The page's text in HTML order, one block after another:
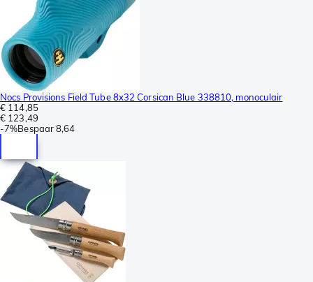
Nocs Provisions Field Tube 8x32 Corsican Blue 338810, monoculair
€ 114,85
€ 123,49
-7%Bespaar8,64